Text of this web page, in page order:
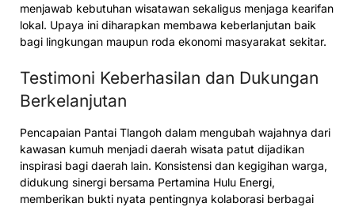
menjawab kebutuhan wisatawan sekaligus menjaga kearifan
lokal. Upaya ini diharapkan membawa keberlanjutan baik
bagi lingkungan maupun roda ekonomi masyarakat sekitar.
Testimoni Keberhasilan dan Dukungan
Berkelanjutan
Pencapaian Pantai Tlangoh dalam mengubah wajahnya dari
kawasan kumuh menjadi daerah wisata patut dijadikan
inspirasi bagi daerah lain. Konsistensi dan kegigihan warga,
didukung sinergi bersama Pertamina Hulu Energi,
memberikan bukti nyata pentingnya kolaborasi berbagai